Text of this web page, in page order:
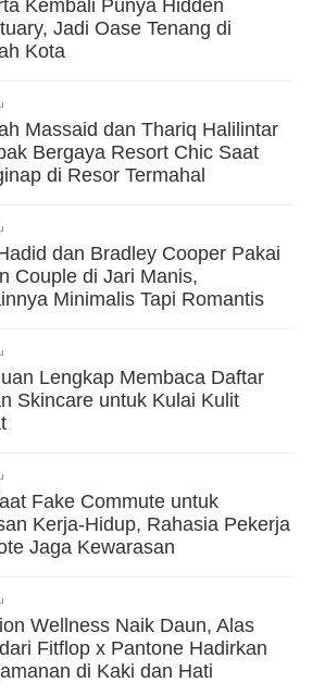
Kembali Punya Hidden
Jadi Oase Tenang di
Kota
Massaid dan Thariq Halilintar
Bergaya Resort Chic Saat
di Resor Termahal
dan Bradley Cooper Pakai
Couple di Jari Manis,
Minimalis Tapi Romantis
Lengkap Membaca Daftar
Skincare untuk Kulai Kulit
Fake Commute untuk
Kerja-Hidup, Rahasia Pekerja
Jaga Kewarasan
Wellness Naik Daun, Alas
Fitflop x Pantone Hadirkan
di Kaki dan Hati